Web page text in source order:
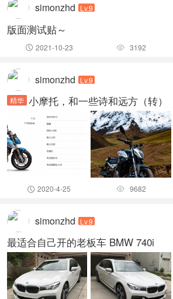
simonzhd Lv.9
版面测试贴～
 2021-10-23  3192
simonzhd Lv.9
精华 小摩托，和一些诗和远方（转）
 2020-4-25  9682
simonzhd Lv.9
最适合自己开的老板车 BMW 740i